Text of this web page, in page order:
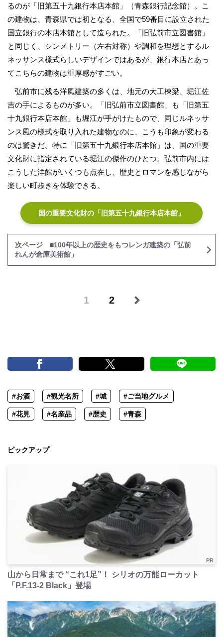
るのが「旧第五十九銀行本店本館」（青森銀行記念館）。こ
の建物は、青森県では初となる、全国で59番目に設立された
国立銀行の本店本館として造られた。「旧弘前市立図書館」
と同じく、シンメトリー（左右対称）や調和を理想とするル
ネッサンス様式らしいデザインではあるが、銀行本店とあっ
てこちらの建物は重厚感がすごい。
弘前市に残る洋風建築の多くは、地元の大工棟梁、堀江佐
吉の手によるものが多い。「旧弘前市立図書館」も「旧第五
十九銀行本店本館」も堀江が手がけたもので、同じルネッサ
ンス風の様式を取り入れた建物なのに、こうも印象が変わる
のは驚きだ。特に「旧第五十九銀行本店本館」は、国の重要
文化財に指定されている堀江の傑作のひとつ。弘前市内には
こうした洋館がいくつも点在し、歴史とロマンを感じながら
楽しい町歩きを体験できる。
国の重要文化財の「旧第五十九銀行本店本館」
次ページ ■100年以上の歴史をもつレンガ建築の「弘前
れんが倉庫美術館」
1 2
#お酒 #観光名所 #城 #ご当地グルメ
#花見 #名産品 #歴史 #青森
ピックアップ
PR
山から日常まで “これ1足”！ シリオの万能ローカット
「P.F.13-2 Black」登場